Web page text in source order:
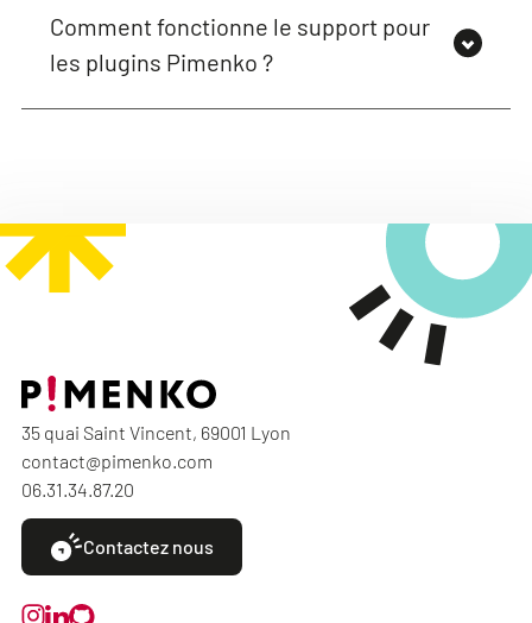
Comment fonctionne le support pour
les plugins Pimenko ?
35 quai Saint Vincent, 69001 Lyon
contact@pimenko.com
06.31.34.87.20
Contactez nous